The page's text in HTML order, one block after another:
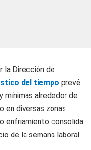
la Dirección de
del tiempo prevé
y mínimas alrededor de
en diversas zonas
enfriamiento consolida
de la semana laboral.